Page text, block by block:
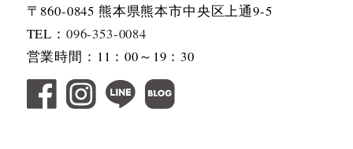
〒860-0845 熊本県熊本市中央区上通9-5
TEL： 096-353-0084
営業時間：11：00～19：30